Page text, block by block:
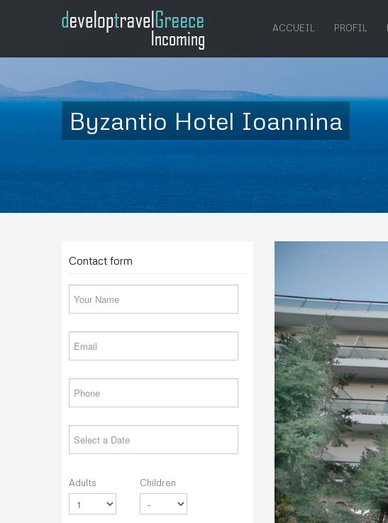
ACCUEIL PROFIL
Byzantio Hotel Ioannina
Contact form
Adults Children